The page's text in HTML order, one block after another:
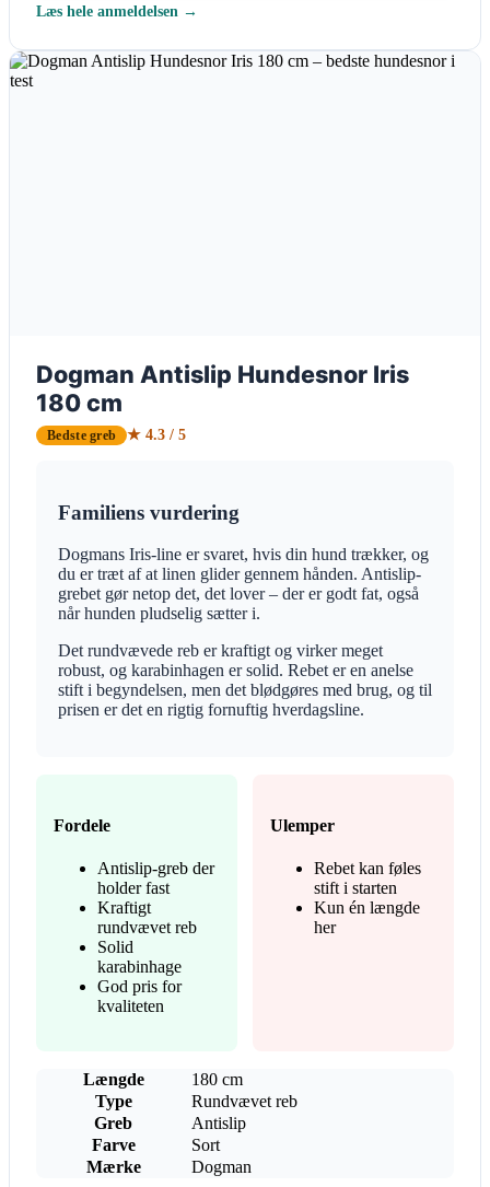
Læs hele anmeldelsen →
Dogman Antislip Hundesnor Iris
180 cm
Bedste greb ★ 4.3 / 5
Familiens vurdering
Dogmans Iris-line er svaret, hvis din hund trækker, og
du er træt af at linen glider gennem hånden. Antislip-
grebet gør netop det, det lover – der er godt fat, også
når hunden pludselig sætter i.
Det rundvævede reb er kraftigt og virker meget
robust, og karabinhagen er solid. Rebet er en anelse
stift i begyndelsen, men det blødgøres med brug, og til
prisen er det en rigtig fornuftig hverdagsline.
Fordele
Antislip-greb der
holder fast
Kraftigt
rundvævet reb
Solid
karabinhage
God pris for
kvaliteten
Ulemper
Rebet kan føles
stift i starten
Kun én længde
her
Længde
180 cm
Type
Rundvævet reb
Greb
Antislip
Farve
Sort
Mærke
Dogman